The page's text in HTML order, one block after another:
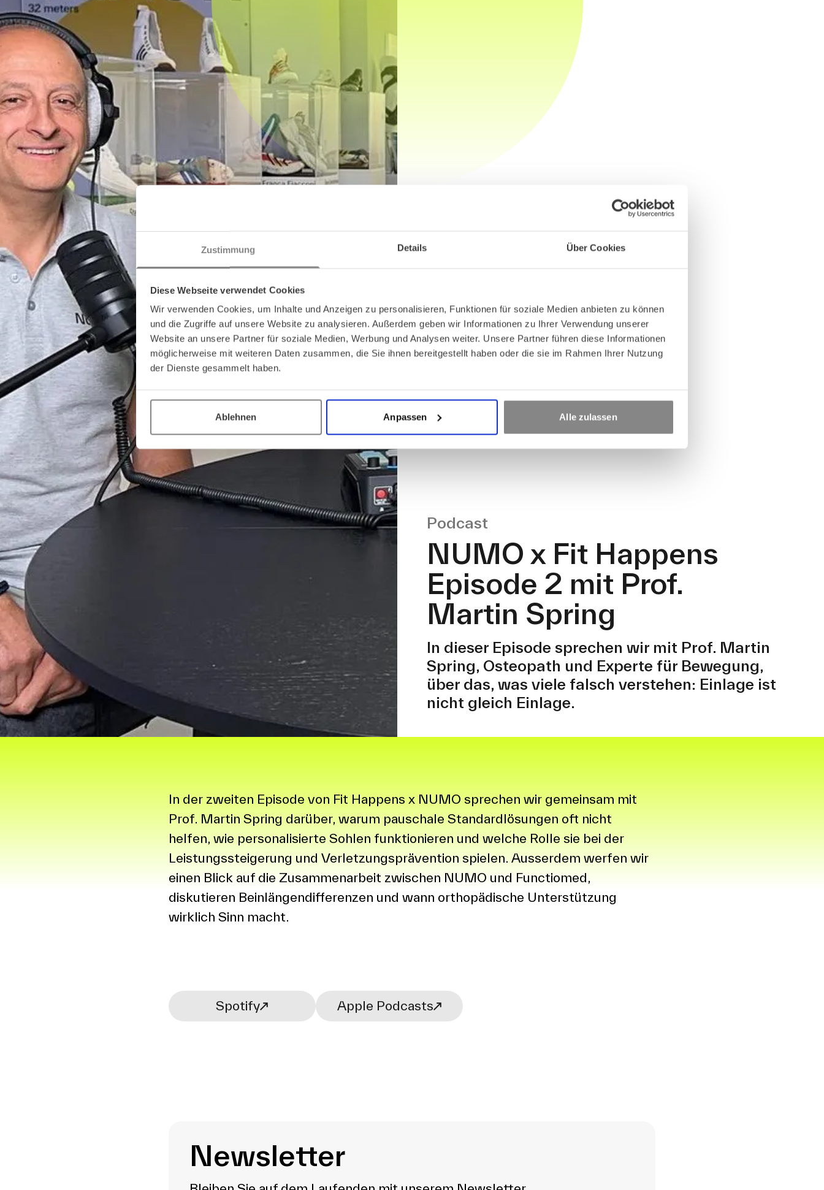
Zustimmung Details Über Cookies
Diese Webseite verwendet Cookies
Wir verwenden Cookies, um Inhalte und Anzeigen zu personalisieren, Funktionen für soziale Medien anbieten zu können
und die Zugriffe auf unsere Website zu analysieren. Außerdem geben wir Informationen zu Ihrer Verwendung unserer
Website an unsere Partner für soziale Medien, Werbung und Analysen weiter. Unsere Partner führen diese Informationen
möglicherweise mit weiteren Daten zusammen, die Sie ihnen bereitgestellt haben oder die sie im Rahmen Ihrer Nutzung
der Dienste gesammelt haben.
Ablehnen Anpassen Alle zulassen
Podcast
NUMO x Fit Happens
Episode 2 mit Prof.
Martin Spring
In dieser Episode sprechen wir mit Prof. Martin
Spring, Osteopath und Experte für Bewegung,
über das, was viele falsch verstehen: Einlage ist
nicht gleich Einlage.
In der zweiten Episode von Fit Happens x NUMO sprechen wir gemeinsam mit
Prof. Martin Spring darüber, warum pauschale Standardlösungen oft nicht
helfen, wie personalisierte Sohlen funktionieren und welche Rolle sie bei der
Leistungssteigerung und Verletzungsprävention spielen. Ausserdem werfen wir
einen Blick auf die Zusammenarbeit zwischen NUMO und Functiomed,
diskutieren Beinlängendifferenzen und wann orthopädische Unterstützung
wirklich Sinn macht.
Spotify Apple Podcasts
Newsletter